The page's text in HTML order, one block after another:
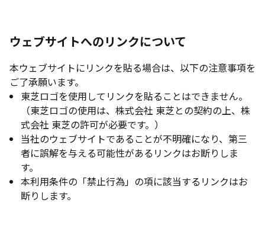
ウェブサイトへのリンクについて
本ウェブサイトにリンクを貼る場合は、以下の注意事項を
ご了承願います。
東芝ロゴを使用してリンクを貼ることはできません。
（東芝ロゴの使用は、株式会社 東芝との契約の上、株
式会社 東芝の許可が必要です。）
当社のウェブサイトであることが不明確になり、第三
者に誤解を与える可能性があるリンクはお断りしま
す。
本利用条件の「禁止行為」の項に該当するリンクはお
断りします。